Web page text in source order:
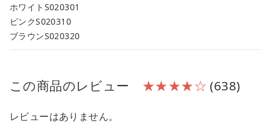
ホワイトS020301
ピンクS020310
ブラウンS020320
この商品のレビュー ★★★★☆(638)
レビューはありません。